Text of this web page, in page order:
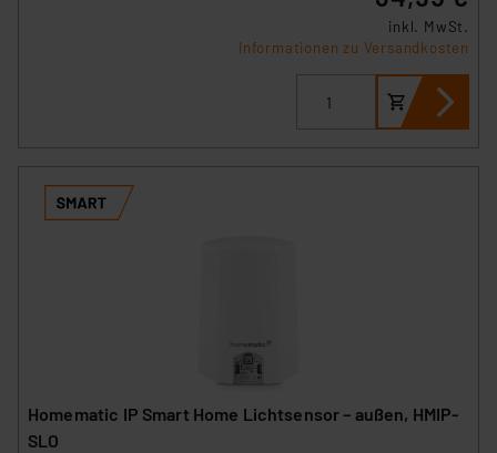
inkl. MwSt.
Informationen zu Versandkosten
Homematic IP Smart Home Lichtsensor – außen, HMIP-
SLO